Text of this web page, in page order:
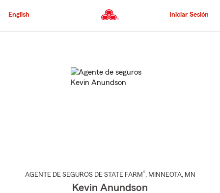
al
principal
English Iniciar Sesión
AGENTE DE SEGUROS DE STATE FARM®, MINNEOTA, MN
Kevin Anundson